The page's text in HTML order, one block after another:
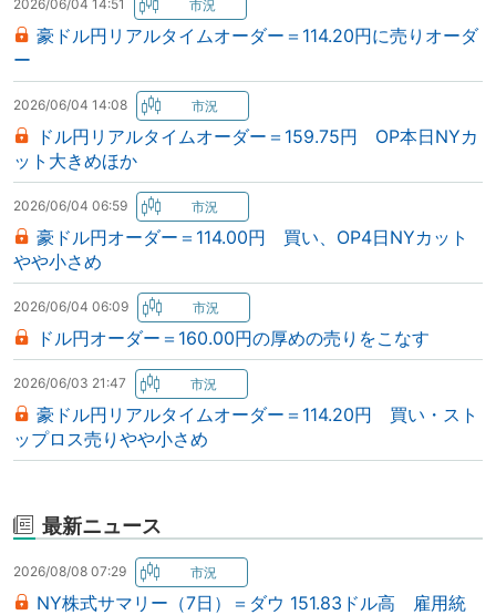
2026/06/04 14:51
豪ドル円リアルタイムオーダー＝114.20円に売りオーダ
ー
2026/06/04 14:08
ドル円リアルタイムオーダー＝159.75円 OP本日NYカ
ット大きめほか
2026/06/04 06:59
豪ドル円オーダー＝114.00円 買い、OP4日NYカット
やや小さめ
2026/06/04 06:09
ドル円オーダー＝160.00円の厚めの売りをこなす
2026/06/03 21:47
豪ドル円リアルタイムオーダー＝114.20円 買い・スト
ップロス売りやや小さめ
最新ニュース
2026/08/08 07:29
NY株式サマリー（7日）＝ダウ 151.83ドル高 雇用統